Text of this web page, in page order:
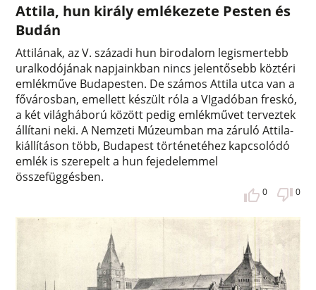
Attila, hun király emlékezete Pesten és
Budán
Attilának, az V. századi hun birodalom legismertebb
uralkodójának napjainkban nincs jelentősebb köztéri
emlékműve Budapesten. De számos Attila utca van a
fővárosban, emellett készült róla a VIgadóban freskó,
a két világháború között pedig emlékművet terveztek
állítani neki. A Nemzeti Múzeumban ma záruló Attila-
kiállításon több, Budapest történetéhez kapcsolódó
emlék is szerepelt a hun fejedelemmel
összefüggésben.
0 0